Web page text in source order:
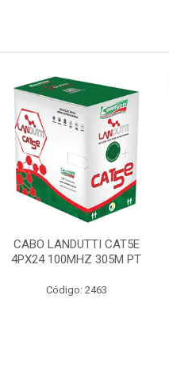
CABO LANDUTTI CAT5E
4PX24 100MHZ 305M PT
Código: 2463